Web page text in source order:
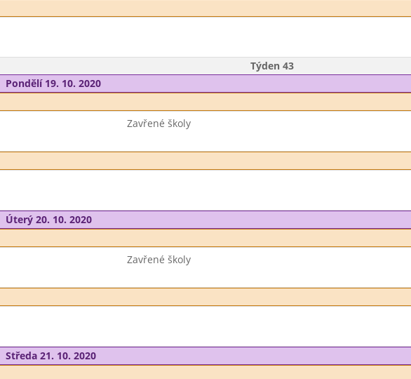
Týden 43
Pondělí 19. 10. 2020
Zavřené školy
Úterý 20. 10. 2020
Zavřené školy
Středa 21. 10. 2020